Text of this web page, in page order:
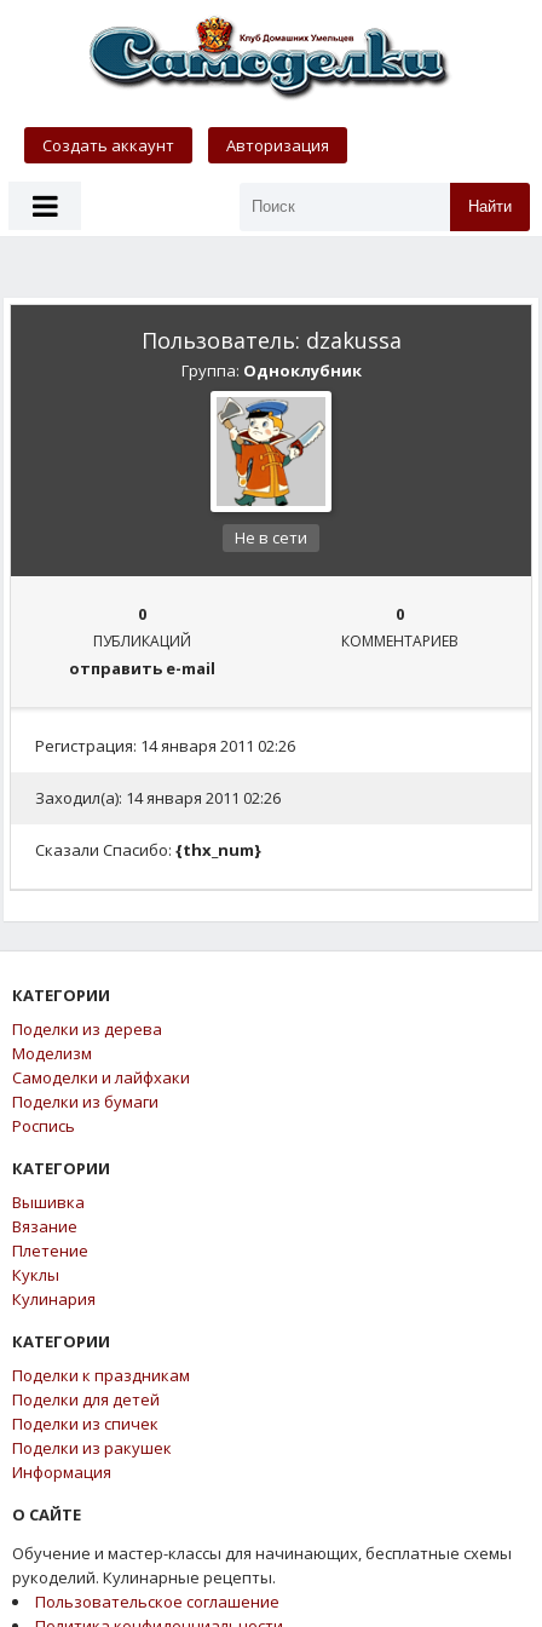
Создать аккаунт Авторизация
Найти
Пользователь: dzakussa
Группа: Одноклубник
Не в сети
0
ПУБЛИКАЦИЙ
0
КОММЕНТАРИЕВ
отправить e-mail
Регистрация: 14 января 2011 02:26
Заходил(а): 14 января 2011 02:26
Сказали Спасибо: {thx_num}
КАТЕГОРИИ
Поделки из дерева
Моделизм
Самоделки и лайфхаки
Поделки из бумаги
Роспись
КАТЕГОРИИ
Вышивка
Вязание
Плетение
Куклы
Кулинария
КАТЕГОРИИ
Поделки к праздникам
Поделки для детей
Поделки из спичек
Поделки из ракушек
Информация
О САЙТЕ
Обучение и мастер-классы для начинающих, бесплатные схемы
рукоделий. Кулинарные рецепты.
Пользовательское соглашение